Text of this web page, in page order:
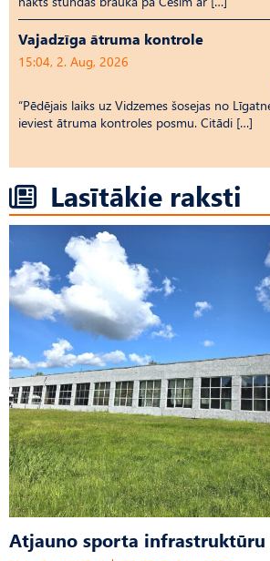
Vajadzīga ātruma kontrole
15:04, 2. Aug, 2026
“Pēdējais laiks uz Vid­ze­mes šosejas no
ieviest ātruma kontroles posmu. Citādi […]
Lasītākie raksti
Atjauno sporta infrastruktūru